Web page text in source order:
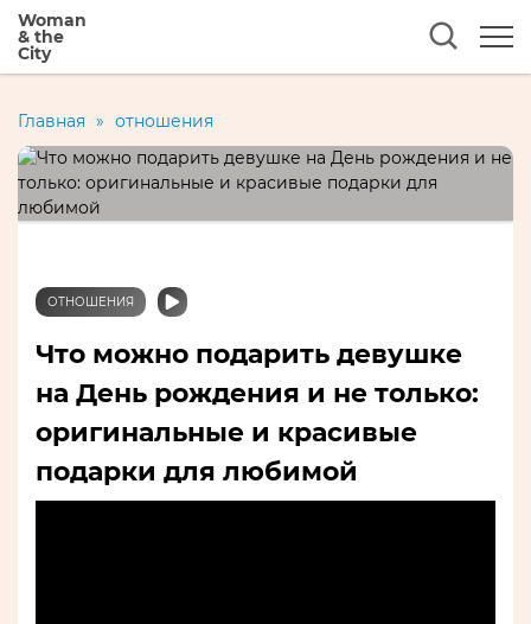
Woman
& the
City
Главная » отношения
ОТНОШЕНИЯ
Что можно подарить девушке
на День рождения и не только:
оригинальные и красивые
подарки для любимой